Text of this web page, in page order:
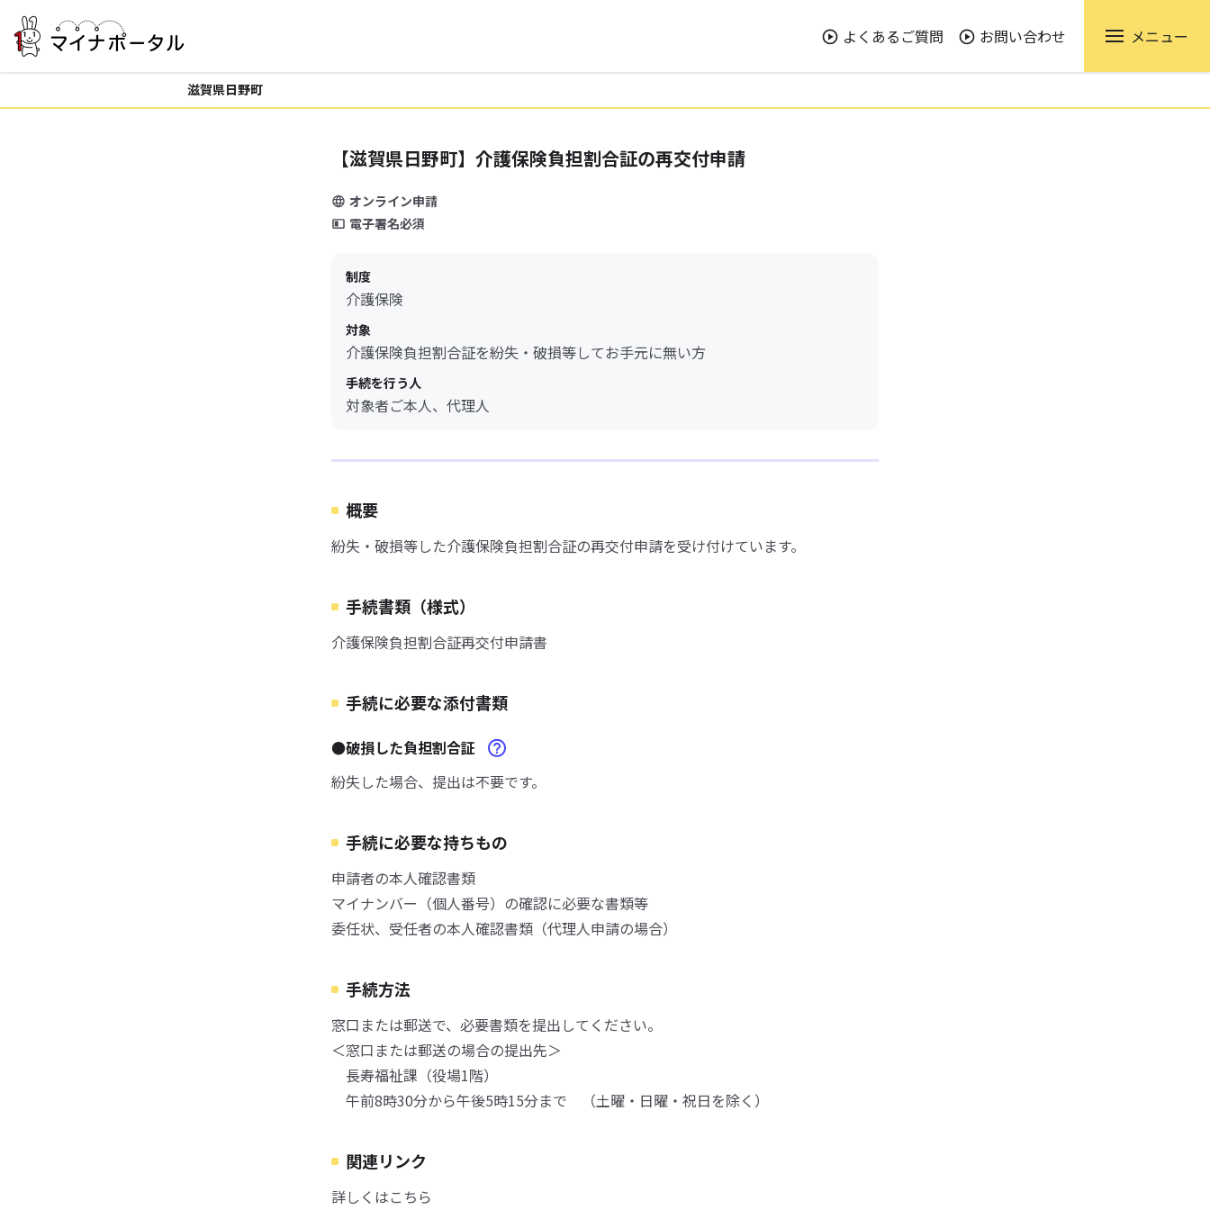
よくあるご質問 お問い合わせ メニュー
滋賀県日野町
【滋賀県日野町】介護保険負担割合証の再交付申請
オンライン申請
電子署名必須
制度
介護保険
対象
介護保険負担割合証を紛失・破損等してお手元に無い方
手続を行う人
対象者ご本人、代理人
概要
紛失・破損等した介護保険負担割合証の再交付申請を受け付けています。
手続書類（様式）
介護保険負担割合証再交付申請書
手続に必要な添付書類
●破損した負担割合証
紛失した場合、提出は不要です。
手続に必要な持ちもの
申請者の本人確認書類
マイナンバー（個人番号）の確認に必要な書類等
委任状、受任者の本人確認書類（代理人申請の場合）
手続方法
窓口または郵送で、必要書類を提出してください。
＜窓口または郵送の場合の提出先＞
長寿福祉課（役場1階）
午前8時30分から午後5時15分まで （土曜・日曜・祝日を除く）
関連リンク
詳しくはこちら